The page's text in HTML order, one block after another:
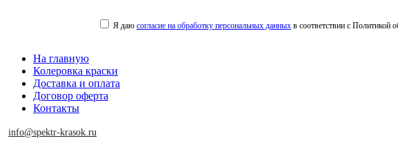
Я даю согласие на обработку персональных данныхв соответствии с Политикой
На главную
Колеровка краски
Доставка и оплата
Договор оферта
Контакты
info@spektr-krasok.ru